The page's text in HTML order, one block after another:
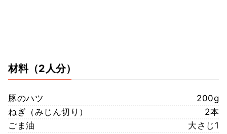
材料（2人分）
豚のハツ
200g
ねぎ（みじん切り）
2本
ごま油
大さじ1